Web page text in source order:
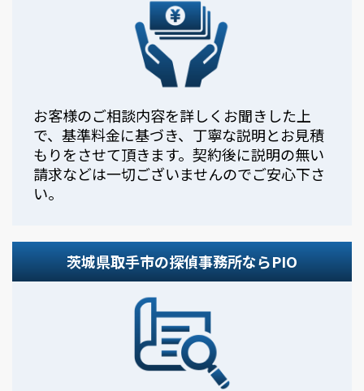
お客様のご相談内容を詳しくお聞きした上
で、基準料金に基づき、丁寧な説明とお見積
もりをさせて頂きます。契約後に説明の無い
請求などは一切ございませんのでご安心下さ
い。
茨城県取手市の探偵事務所ならPIO